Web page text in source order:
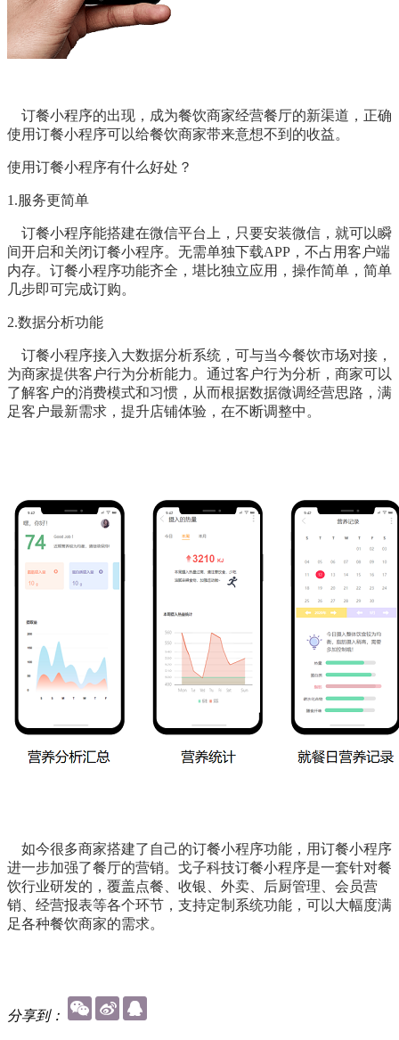
订餐小程序的出现，成为餐饮商家经营餐厅的新渠道，正确
使用订餐小程序可以给餐饮商家带来意想不到的收益。
使用订餐小程序有什么好处？
1.服务更简单
订餐小程序能搭建在微信平台上，只要安装微信，就可以瞬
间开启和关闭订餐小程序。无需单独下载APP，不占用客户端
内存。订餐小程序功能齐全，堪比独立应用，操作简单，简单
几步即可完成订购。
2.数据分析功能
订餐小程序接入大数据分析系统，可与当今餐饮市场对接，
为商家提供客户行为分析能力。通过客户行为分析，商家可以
了解客户的消费模式和习惯，从而根据数据微调经营思路，满
足客户最新需求，提升店铺体验，在不断调整中。
如今很多商家搭建了自己的订餐小程序功能，用订餐小程序
进一步加强了餐厅的营销。戈子科技订餐小程序是一套针对餐
饮行业研发的，覆盖点餐、收银、外卖、后厨管理、会员营
销、经营报表等各个环节，支持定制系统功能，可以大幅度满
足各种餐饮商家的需求。
分享到：